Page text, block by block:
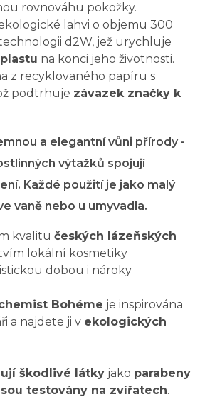
rovnováhu pokožky.
lahvi o objemu 300
d2W, jež urychluje
na konci jeho životnosti.
z recyklovaného papíru s
podtrhuje závazek značky k
a elegantní vůni přírody -
výtažků spojují
Každé použití je jako malý
vaně nebo u umyvadla.
kvalitu českých lázeňských
lokální kosmetiky
dobou i nároky
Bohéme je inspirována
a najdete ji v ekologických
škodlivé látky jako parabeny
testovány na zvířatech.